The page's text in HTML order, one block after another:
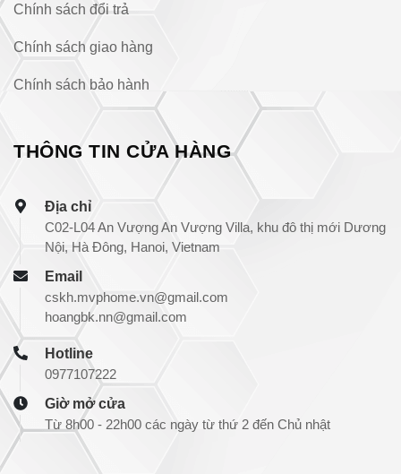
Chính sách đổi trả
Chính sách giao hàng
Chính sách bảo hành
THÔNG TIN CỬA HÀNG
Địa chỉ
C02-L04 An Vượng An Vượng Villa, khu đô thị mới Dương
Nội, Hà Đông, Hanoi, Vietnam
Email
cskh.mvphome.vn@gmail.com
hoangbk.nn@gmail.com
Hotline
0977107222
Giờ mở cửa
Từ 8h00 - 22h00 các ngày từ thứ 2 đến Chủ nhật